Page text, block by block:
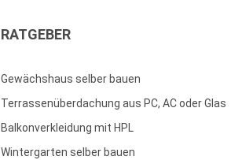
RATGEBER
Gewächshaus selber bauen
Terrassenüberdachung aus PC, AC oder Glas
Balkonverkleidung mit HPL
Wintergarten selber bauen